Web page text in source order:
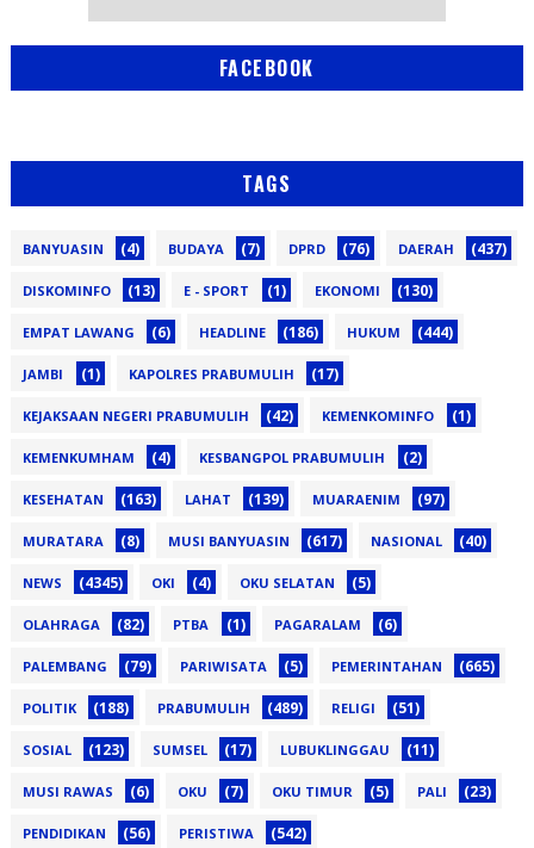
FACEBOOK
TAGS
BANYUASIN (4) BUDAYA (7) DPRD (76) DAERAH (437)
DISKOMINFO (13) E - SPORT (1) EKONOMI (130)
EMPAT LAWANG (6) HEADLINE (186) HUKUM (444)
JAMBI (1) KAPOLRES PRABUMULIH (17)
KEJAKSAAN NEGERI PRABUMULIH (42) KEMENKOMINFO (1)
KEMENKUMHAM (4) KESBANGPOL PRABUMULIH (2)
KESEHATAN (163) LAHAT (139) MUARAENIM (97)
MURATARA (8) MUSI BANYUASIN (617) NASIONAL (40)
NEWS (4345) OKI (4) OKU SELATAN (5)
OLAHRAGA (82) PTBA (1) PAGARALAM (6)
PALEMBANG (79) PARIWISATA (5) PEMERINTAHAN (665)
POLITIK (188) PRABUMULIH (489) RELIGI (51)
SOSIAL (123) SUMSEL (17) LUBUKLINGGAU (11)
MUSI RAWAS (6) OKU (7) OKU TIMUR (5) PALI (23)
PENDIDIKAN (56) PERISTIWA (542)